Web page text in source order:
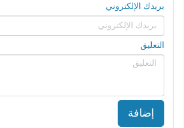
بريدك الإلكتروني
التعليق
إضافة